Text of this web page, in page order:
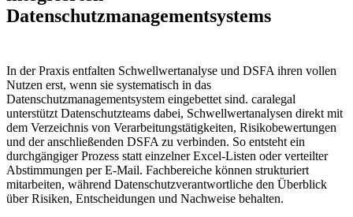
Datenschutzmanagementsystems
In der Praxis entfalten Schwellwertanalyse und DSFA ihren vollen
Nutzen erst, wenn sie systematisch in das
Datenschutzmanagementsystem eingebettet sind. caralegal
unterstützt Datenschutzteams dabei, Schwellwertanalysen direkt mit
dem Verzeichnis von Verarbeitungstätigkeiten, Risikobewertungen
und der anschließenden DSFA zu verbinden. So entsteht ein
durchgängiger Prozess statt einzelner Excel-Listen oder verteilter
Abstimmungen per E-Mail. Fachbereiche können strukturiert
mitarbeiten, während Datenschutzverantwortliche den Überblick
über Risiken, Entscheidungen und Nachweise behalten.